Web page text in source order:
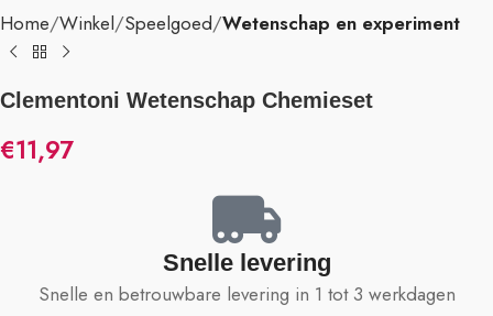
Home Winkel Speelgoed Wetenschap en experiment
Clementoni Wetenschap Chemieset
€11,97
Snelle levering
Snelle en betrouwbare levering in 1 tot 3 werkdagen